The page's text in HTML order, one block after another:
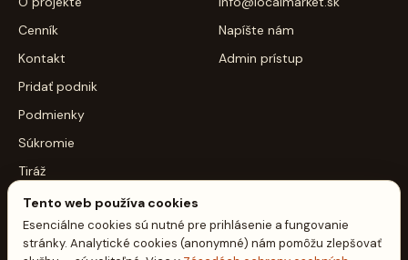
Cenník
Kontakt
Pridať podnik
Podmienky
Súkromie
Tiráž
Cookie nastavenia
Napíšte nám
Admin prístup
Tento web používa cookies
Esenciálne cookies sú nutné pre prihlásenie a fungovanie
stránky. Analytické cookies (anonymné) nám pomôžu zlepšovať